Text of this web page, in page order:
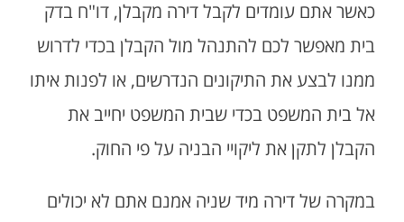
כאשר אתם עומדים לקבל דירה מקבלן, דו"ח בדק
בית מאפשר לכם להתנהל מול הקבלן בכדי לדרוש
ממנו לבצע את התיקונים הנדרשים, או לפנות איתו
אל בית המשפט בכדי שבית המשפט יחייב את
הקבלן לתקן את ליקויי הבניה על פי החוק.
במקרה של דירה מיד שניה אמנם אתם לא יכולים